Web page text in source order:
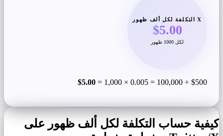
X التكلفة لكل ألف ظهور
$5.00
لكل 1000 ظهور
$500 ÷ 100,000 = 0.005 × 1,000 =
$5.00
كيفية حساب التكلفة لكل ألف ظهور على